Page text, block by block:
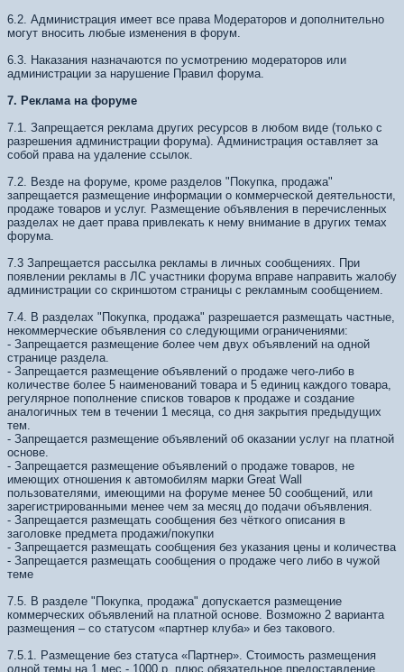
6.2. Администрация имеет все права Модераторов и дополнительно
могут вносить любые изменения в форум.
6.3. Наказания назначаются по усмотрению модераторов или
администрации за нарушение Правил форума.
7. Реклама на форуме
7.1. Запрещается реклама других ресурсов в любом виде (только с
разрешения администрации форума). Администрация оставляет за
собой права на удаление ссылок.
7.2. Везде на форуме, кроме разделов "Покупка, продажа"
запрещается размещение информации о коммерческой деятельности,
продаже товаров и услуг. Размещение объявления в перечисленных
разделах не дает права привлекать к нему внимание в других темах
форума.
7.3 Запрещается рассылка рекламы в личных сообщениях. При
появлении рекламы в ЛС участники форума вправе направить жалобу
администрации со скриншотом страницы с рекламным сообщением.
7.4. В разделах "Покупка, продажа" разрешается размещать частные,
некоммерческие объявления со следующими ограничениями:
- Запрещается размещение более чем двух объявлений на одной
странице раздела.
- Запрещается размещение объявлений о продаже чего-либо в
количестве более 5 наименований товара и 5 единиц каждого товара,
регулярное пополнение списков товаров к продаже и создание
аналогичных тем в течении 1 месяца, со дня закрытия предыдущих
тем.
- Запрещается размещение объявлений об оказании услуг на платной
основе.
- Запрещается размещение объявлений о продаже товаров, не
имеющих отношения к автомобилям марки Great Wall
пользователями, имеющими на форуме менее 50 сообщений, или
зарегистрированными менее чем за месяц до подачи объявления.
- Запрещается размещать сообщения без чёткого описания в
заголовке предмета продажи/покупки
- Запрещается размещать сообщения без указания цены и количества
- Запрещается размещать сообщения о продаже чего либо в чужой
теме
7.5. В разделе "Покупка, продажа" допускается размещение
коммерческих объявлений на платной основе. Возможно 2 варианта
размещения – со статусом «партнер клуба» и без такового.
7.5.1. Размещение без статуса «Партнер». Стоимость размещения
одной темы на 1 мес.- 1000 р. плюс обязательное предоставление